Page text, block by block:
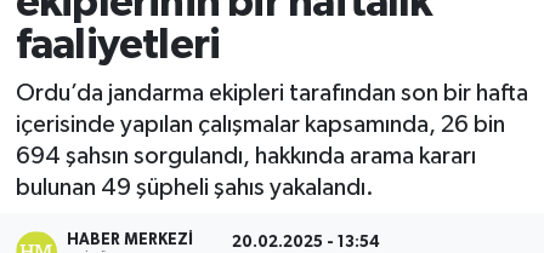
faaliyetleri
Ordu’da jandarma ekipleri tarafından son bir hafta
içerisinde yapılan çalışmalar kapsamında, 26 bin
694 şahsın sorgulandı, hakkında arama kararı
bulunan 49 şüpheli şahıs yakalandı.
HABER MERKEZI 20.02.2025 - 13:54
Ekonomi
Sağlık
Tokat Haber